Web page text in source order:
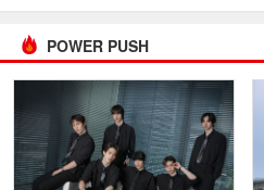
POWER PUSH